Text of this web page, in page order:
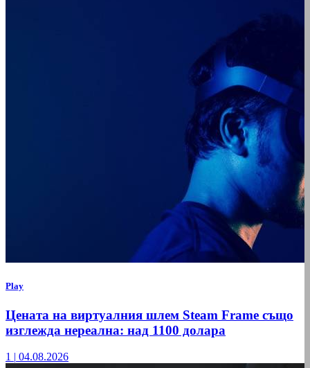
Play
Цената на виртуалния шлем Steam Frame също
изглежда нереална: над 1100 долара
1 | 04.08.2026